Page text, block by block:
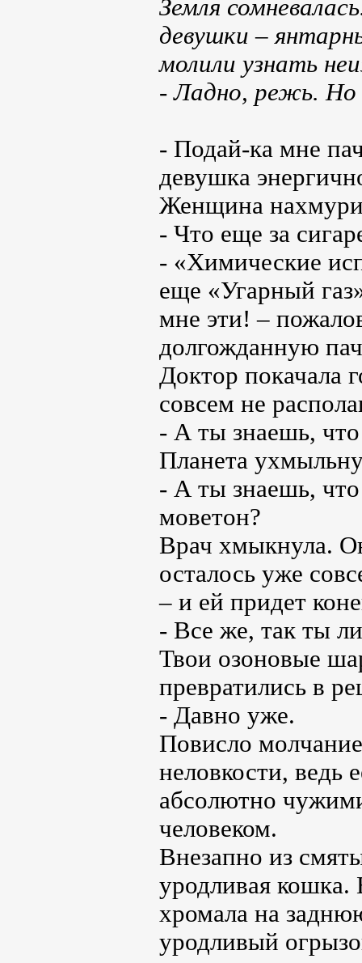
Земля
девушки –
молили узнать
- Ладно, режь. Но
- Подай-ка мне
девушка
Женщина
- Что еще за
- «Химические
еще «Угарный
мне эти! –
долгожданную
Доктор покачала
совсем не
- А ты знаешь,
Планета
- А ты знаешь,
моветон?
Врач хмыкнула.
осталось уже
– и ей придет
- Все же, так ты
Твои озоновые
превратились в
- Давно уже.
Повисло
неловкости, ведь
абсолютно
человеком.
Внезапно из
уродливая кошка.
хромала на
уродливый